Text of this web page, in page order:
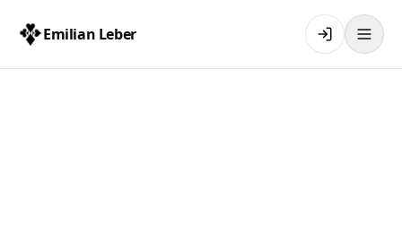
Emilian Leber